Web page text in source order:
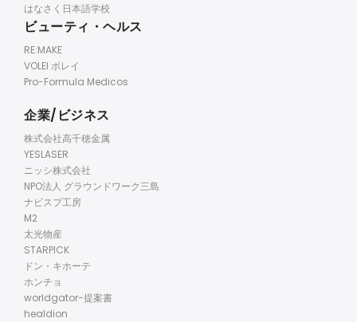
はなさく日本語学校
ビューティ・ヘルス
RE:MAKE
VOLEI ボレイ
Pro-Formula Medicos
企業/ビジネス
株式会社高千穂金属
YESLASER
ニッシ株式会社
NPO法人 グラウンドワーク三島
ナビスプ工房
M2
太光物産
STARPICK
ドン・キホーテ
ホンチョ
worldgator-提案書
healdion